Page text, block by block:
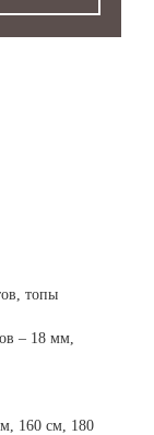
топы
– 18 мм,
160 см, 180